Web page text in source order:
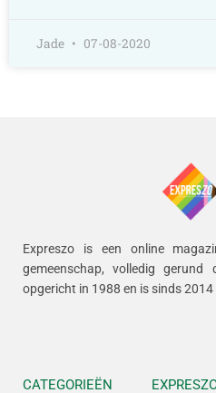
Jade 07-08-2020
Expreszo is een online
gemeenschap, volledig gerund
opgericht in 1988 en is sinds
CATEGORIEËN